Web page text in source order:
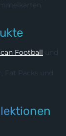
American Football und